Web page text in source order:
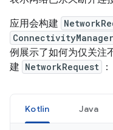
应用会构建
ConnectivityManager
例展示了如何为仅关注
建 NetworkRequest ：
Kotlin Java